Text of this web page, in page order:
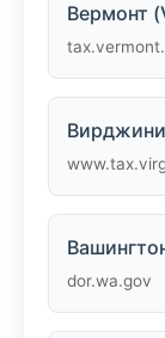
Вермонт
dor.wa.gov